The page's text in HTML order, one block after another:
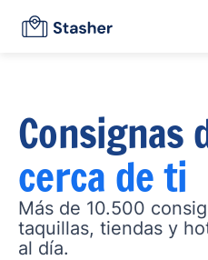
Consignas
cerca de ti
Más de 10.500
taquillas, tiendas y
al día.